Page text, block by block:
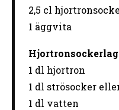
2,5 cl
1 äggvita
1 dl hjortron
1 dl strösocker
1 dl vatten